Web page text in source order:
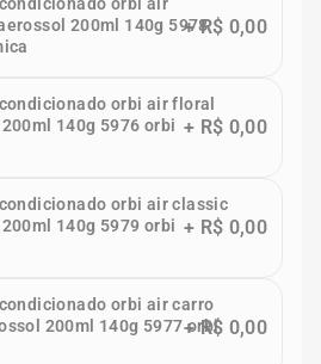
200ml 140g 5978
+R$ 0,00
orbi air floral
140g 5976 orbi + R$ 0,00
orbi air classic
140g 5979 orbi + R$ 0,00
orbi air carro
200ml 140g 5977 orbi
+R$ 0,00